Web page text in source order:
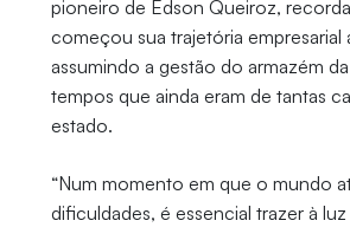
pioneiro de Edson Queiroz,
começou sua trajetória empresarial
assumindo a gestão do armazém
tempos que ainda eram de tantas
estado.
“Num momento em que o mundo
dificuldades, é essencial trazer à